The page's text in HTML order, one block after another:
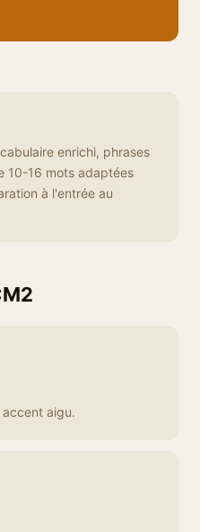
enrichi, phrases
10-16 mots adaptées
à l'entrée au
aigu.